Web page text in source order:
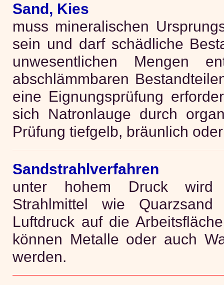
Sand, Kies
muss mineralischen
sein und darf schädliche
unwesentlichen Mengen
abschlämmbaren
eine Eignungsprüfung
sich Natronlauge durch
Prüfung tiefgelb, bräunlich
Sandstrahlverfahren
unter hohem Druck wird
Strahlmittel wie
Luftdruck auf die
können Metalle oder auch
werden.